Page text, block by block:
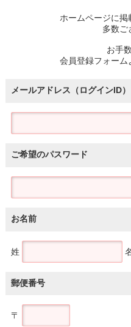
ホームページに掲
多数ご
お手
会員登録フォーム
メールアドレス（ログインID）
ご希望のパスワード
お名前
姓
郵便番号
〒